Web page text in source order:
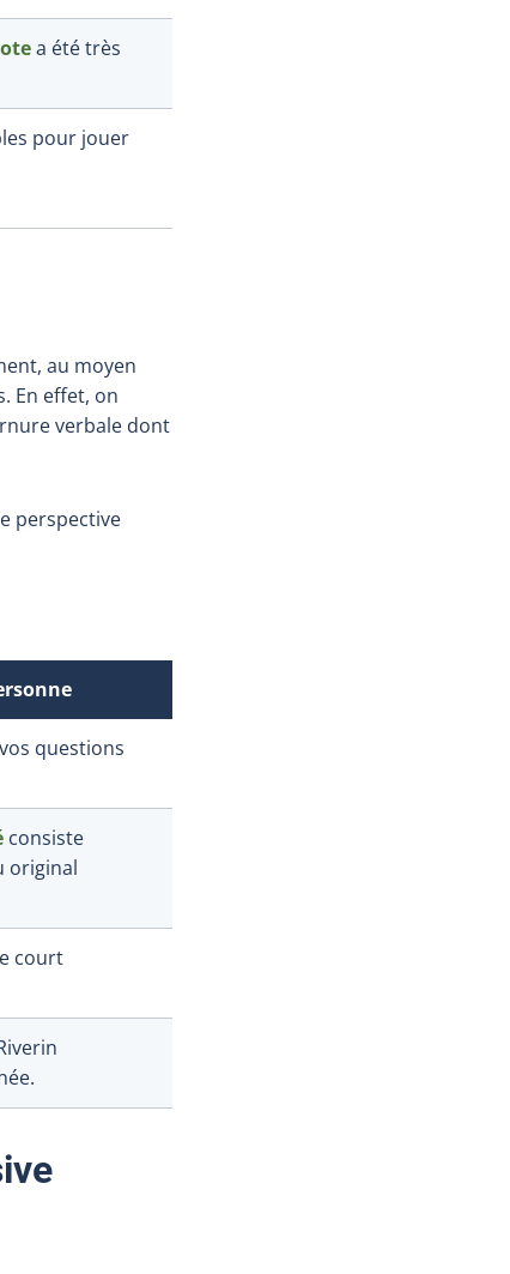
a été très
pour jouer
au moyen
En effet, on
verbale dont
perspective
questions
consiste
original
court